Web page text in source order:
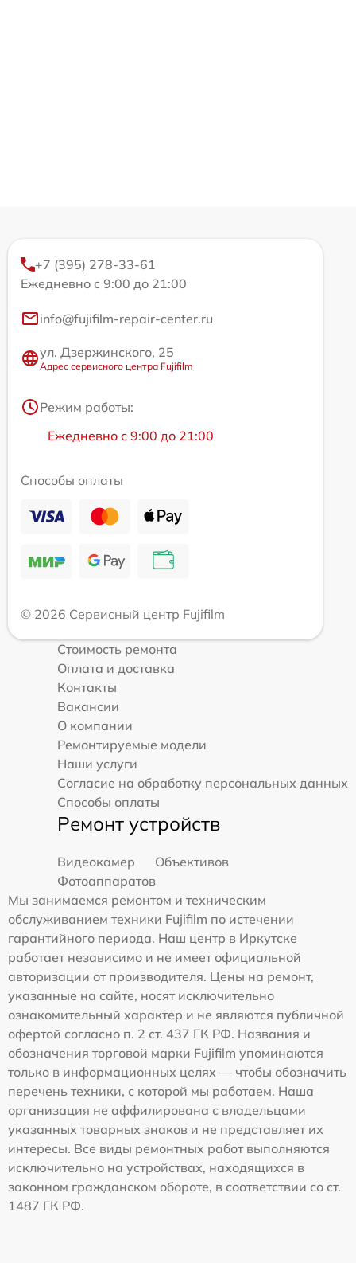
+7 (395) 278-33-61
Ежедневно с 9:00 до 21:00
info@fujifilm-repair-center.ru
ул. Дзержинского, 25
Адрес сервисного центра Fujifilm
Режим работы:
Ежедневно с 9:00 до 21:00
Способы оплаты
© 2026 Сервисный центр Fujifilm
Стоимость ремонта
Оплата и доставка
Контакты
Вакансии
О компании
Ремонтируемые модели
Наши услуги
Согласие на обработку персональных данных
Способы оплаты
Ремонт устройств
Видеокамер
Объективов
Фотоаппаратов
Мы занимаемся ремонтом и техническим
обслуживанием техники Fujifilm по истечении
гарантийного периода. Наш центр в Иркутске
работает независимо и не имеет официальной
авторизации от производителя. Цены на ремонт,
указанные на сайте, носят исключительно
ознакомительный характер и не являются публичной
офертой согласно п. 2 ст. 437 ГК РФ. Названия и
обозначения торговой марки Fujifilm упоминаются
только в информационных целях — чтобы обозначить
перечень техники, с которой мы работаем. Наша
организация не аффилирована с владельцами
указанных товарных знаков и не представляет их
интересы. Все виды ремонтных работ выполняются
исключительно на устройствах, находящихся в
законном гражданском обороте, в соответствии со ст.
1487 ГК РФ.